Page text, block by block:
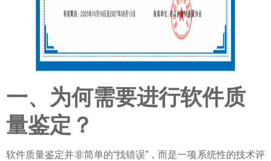
一、为何需要进行软件质
量鉴定？
软件质量鉴定并非简单的“找错误”，而是一项系统性的技术评